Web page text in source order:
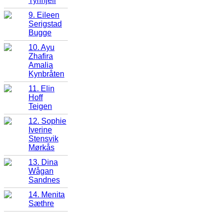
9. Eileen
Serigstad
Bugge
10. Ayu
Zhafira
Amalia
Kynbråten
11. Elin
Hoff
Teigen
12. Sophie
Iverine
Stensvik
Mørkås
13. Dina
Wågan
Sandnes
14. Menita
Sæthre